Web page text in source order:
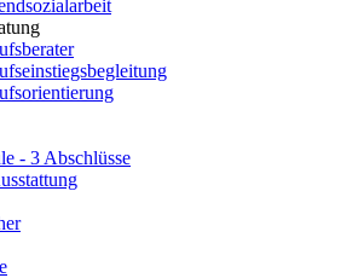
- 3 Abschlüsse